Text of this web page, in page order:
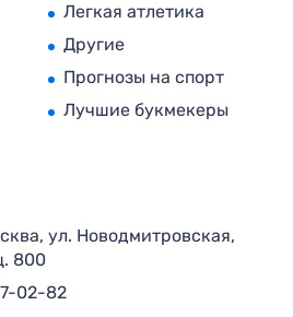
Легкая атлетика
Другие
Прогнозы на спорт
Лучшие букмекеры
ул. Новодмитровская,
800
02-82